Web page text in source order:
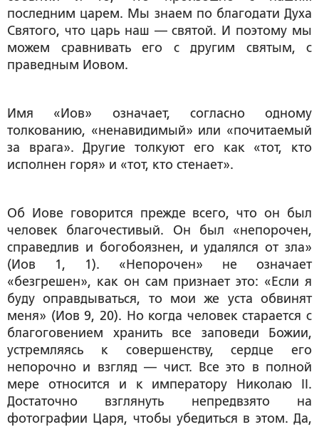
последним царем. Мы знаем по благодати Духа
Святого, что царь наш — святой. И поэтому мы
можем сравнивать его с другим святым, с
праведным Иовом.
Имя «Иов» означает, согласно одному
толкованию, «ненавидимый» или «почитаемый
за врага». Другие толкуют его как «тот, кто
исполнен горя» и «тот, кто стенает».
Об Иове говорится прежде всего, что он был
человек благочестивый. Он был «непорочен,
справедлив и богобоязнен, и удалялся от зла»
(Иов 1, 1). «Непорочен» не означает
«безгрешен», как он сам признает это: «Если я
буду оправдываться, то мои же уста обвинят
меня» (Иов 9, 20). Но когда человек старается с
благоговением хранить все заповеди Божии,
устремляясь к совершенству, сердце его
непорочно и взгляд — чист. Все это в полной
мере относится и к императору Николаю II.
Достаточно взглянуть непредвзято на
фотографии Царя, чтобы убедиться в этом. Да,